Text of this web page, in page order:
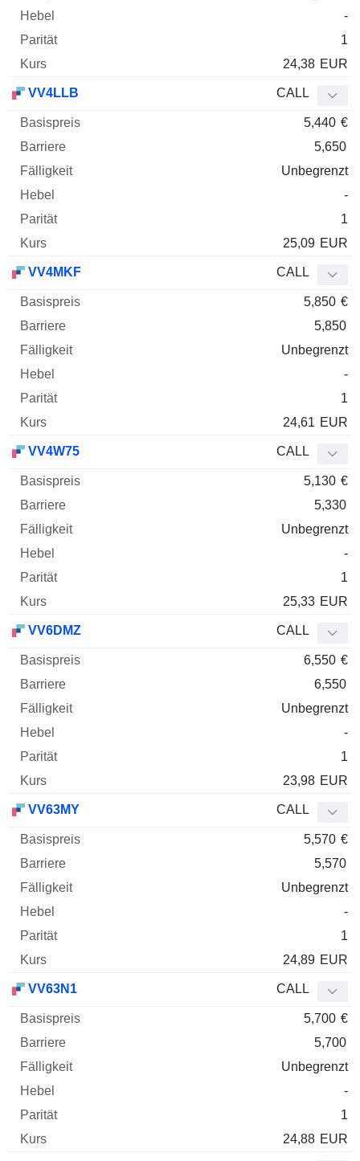
-
1
24,38 EUR
VV4LLB CALL
5,440 €
5,650
Unbegrenzt
-
1
25,09 EUR
VV4MKF CALL
5,850 €
5,850
Unbegrenzt
-
1
24,61 EUR
VV4W75 CALL
5,130 €
5,330
Unbegrenzt
-
1
25,33 EUR
VV6DMZ CALL
6,550 €
6,550
Unbegrenzt
-
1
23,98 EUR
VV63MY CALL
5,570 €
5,570
Unbegrenzt
-
1
24,89 EUR
VV63N1 CALL
5,700 €
5,700
Unbegrenzt
-
1
24,88 EUR